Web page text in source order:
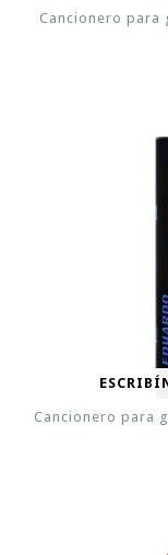
Cancionero para
Cancionero para